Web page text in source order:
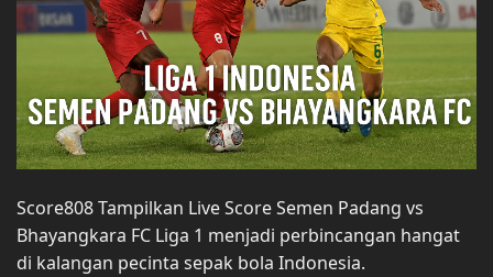
Score808 Tampilkan Live Score Semen Padang vs
Bhayangkara FC Liga 1 menjadi perbincangan hangat
di kalangan pecinta sepak bola Indonesia.